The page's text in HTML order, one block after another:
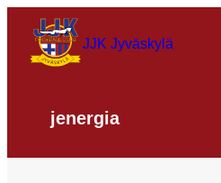
sisältöön
JJK Jyväskylä
jenergia